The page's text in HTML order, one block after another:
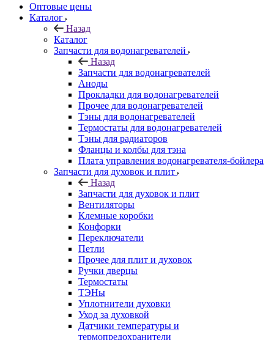
Оптовые цены
Каталог
Назад
Каталог
Запчасти для водонагревателей
Назад
Запчасти для водонагревателей
Аноды
Прокладки для водонагревателей
Прочее для водонагревателей
Тэны для водонагревателей
Термостаты для водонагревателей
Тэны для радиаторов
Фланцы и колбы для тэна
Плата управления водонагревателя-бойлера
Запчасти для духовок и плит
Назад
Запчасти для духовок и плит
Вентиляторы
Клемные коробки
Конфорки
Переключатели
Петли
Прочее для плит и духовок
Ручки дверцы
Термостаты
ТЭНы
Уплотнители духовки
Уход за духовкой
Датчики температуры и
термопредохранители